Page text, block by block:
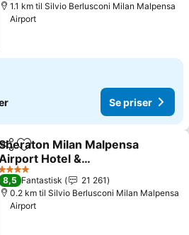
1.1 km til Silvio Berlusconi Milan Malpensa
Airport
Se priser
Legg til i favoritter
Milan Malpensa
Hotel &
Centre
priser
4 Stjerner
8,5 Fantastisk
21 261
0.2 km til Silvio Berlusconi Milan Malpensa
Airport